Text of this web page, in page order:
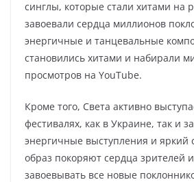
синглы, которые стали хитами на
завоевали сердца миллионов
энергичные и танцевальные
становились хитами и набирали
просмотров на YouTube.
Кроме того, Света активно
фестивалях, как в Украине, так и
энергичные выступления и яркий
образ покоряют сердца зрителей
завоевывать все новые